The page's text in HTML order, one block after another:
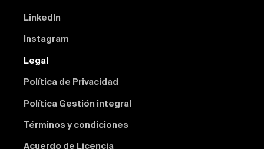
Linkedln
Instagram
Legal
Política de Privacidad
Política Gestión integral
Términos y condiciones
Acuerdo de Licencia